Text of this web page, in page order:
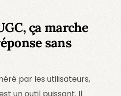
ça marche
sans
par les utilisateurs,